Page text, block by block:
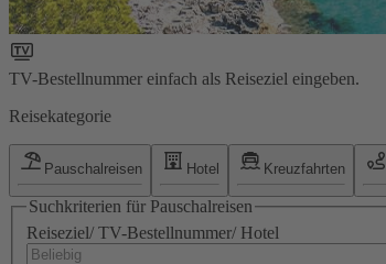
TV-Bestellnummer einfach als Reiseziel eingeben.
Reisekategorie
Pauschalreisen Hotel Kreuzfahrten
Suchkriterien für Pauschalreisen
Reiseziel/ TV-Bestellnummer/ Hotel